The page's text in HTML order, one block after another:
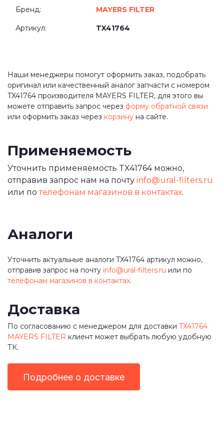
Бренд: MAYERS FILTER
Артикул: TX41764
Наши менеджеры помогут оформить заказ, подобрать
оригинал или качественный аналог запчасти с номером
TX41764 производителя MAYERS FILTER, для этого вы
можете отправить запрос через форму обратной связи
или оформить заказ через корзину на сайте.
Применяемость
Уточнить применяемость TX41764 можно,
отправив запрос нам на почту info@ural-filters.ru
или потелефонам магазинов в контактах.
Аналоги
Уточнить актуальные аналоги TX41764 артикул можно,
отправив запрос на почту info@ural-filters.ru или по
телефонам магазинов в контактах.
Доставка
По согласованию с менеджером для доставки TX41764
MAYERS FILTER клиент может выбрать любую удобную
ТК.
Подробнее о доставке